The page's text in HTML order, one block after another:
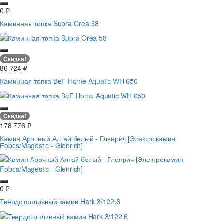
0 ₽
Каминная топка Supra Orea 58
Скидка!
86 724 ₽
Каминная топка BeF Home Aquatic WH 650
Скидка!
178 776 ₽
Камин Арочный Алтай белый - Гленрич [Электрокамин
Fobos/Magestic - Glenrich]
0 ₽
Твердотопливный камин Hark 3/122.6